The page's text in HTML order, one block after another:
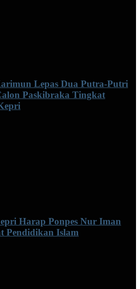
Lepas Dua Putra-Putri
Paskibraka Tingkat
Harap Ponpes Nur Iman
Pendidikan Islam